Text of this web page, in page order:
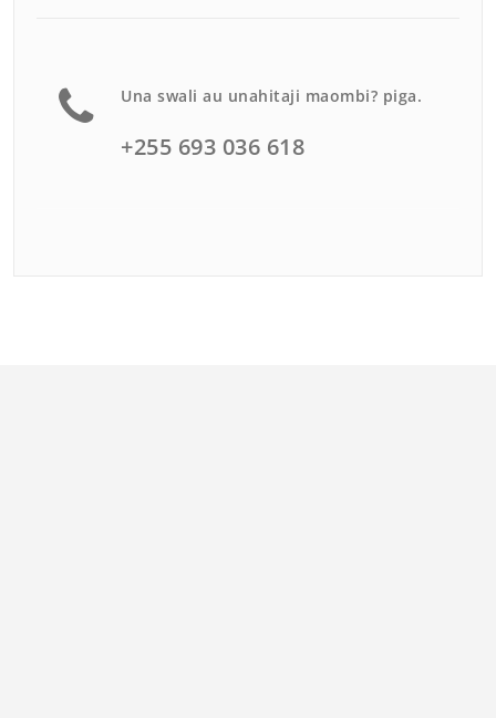
Una swali au unahitaji maombi? piga.
+255 693 036 618